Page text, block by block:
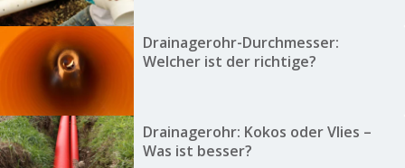
Drainagerohr-Durchmesser:
Welcher ist der richtige?
Drainagerohr: Kokos oder Vlies –
Was ist besser?